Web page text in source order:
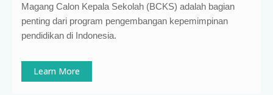
Magang Calon Kepala Sekolah (BCKS) adalah bagian
penting dari program pengembangan kepemimpinan
pendidikan di Indonesia.
Learn More